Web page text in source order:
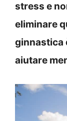
stress e
eliminare
ginnastica
aiutare